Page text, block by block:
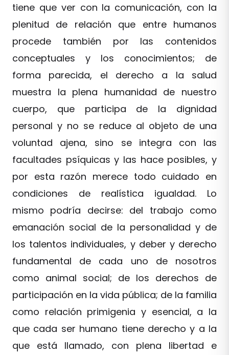
tiene que ver con la comunicación, con la
plenitud de relación que entre humanos
procede también por las contenidos
conceptuales y los conocimientos; de
forma parecida, el derecho a la salud
muestra la plena humanidad de nuestro
cuerpo, que participa de la dignidad
personal y no se reduce al objeto de una
voluntad ajena, sino se integra con las
facultades psíquicas y las hace posibles, y
por esta razón merece todo cuidado en
condiciones de realística igualdad. Lo
mismo podría decirse: del trabajo como
emanación social de la personalidad y de
los talentos individuales, y deber y derecho
fundamental de cada uno de nosotros
como animal social; de los derechos de
participación en la vida pública; de la familia
como relación primigenia y esencial, a la
que cada ser humano tiene derecho y a la
que está llamado, con plena libertad e